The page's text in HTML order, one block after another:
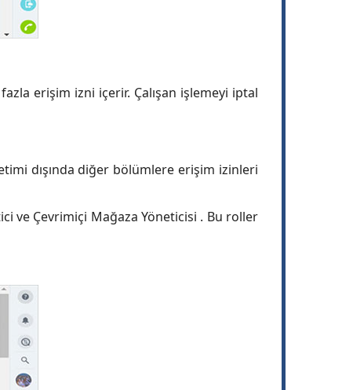
erişim izni içerir. Çalışan işlemeyi iptal
dışında diğer bölümlere erişim izinleri
ve Çevrimiçi Mağaza Yöneticisi . Bu roller